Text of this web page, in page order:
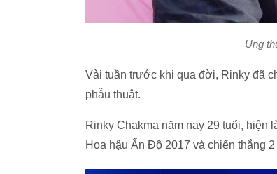
Ung
Vài tuần trước khi qua đời, Rinky đã
phẫu thuật.
Rinky Chakma năm nay 29 tuổi,
Hoa hậu Ấn Độ 2017 và chiến thắng